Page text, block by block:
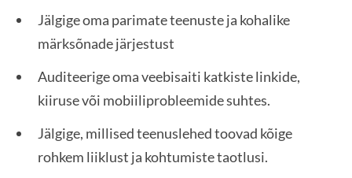
Jälgige oma parimate teenuste ja kohalike
märksõnade järjestust
Auditeerige oma veebisaiti katkiste linkide,
kiiruse või mobiiliprobleemide suhtes.
Jälgige, millised teenuslehed toovad kõige
rohkem liiklust ja kohtumiste taotlusi.